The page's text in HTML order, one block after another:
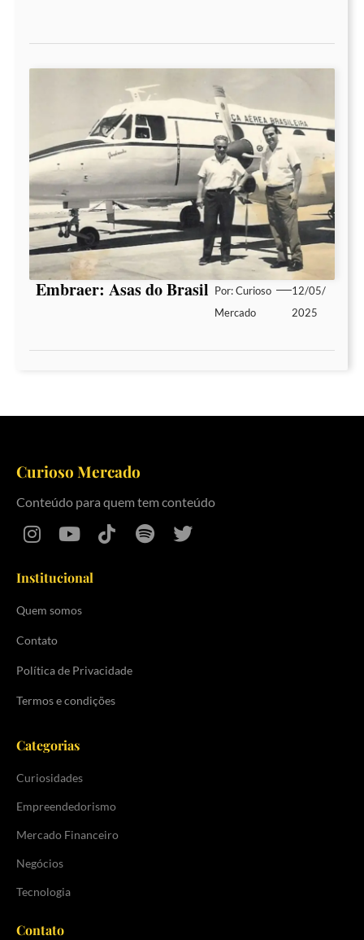
Embraer: Asas do Brasil Por:Curioso
Mercado
12/05/
2025
Curioso Mercado
Conteúdo para quem tem conteúdo
Institucional
Quem somos
Contato
Política de Privacidade
Termos e condições
Categorias
Curiosidades
Empreendedorismo
Mercado Financeiro
Negócios
Tecnologia
Contato